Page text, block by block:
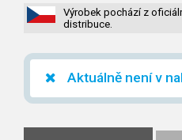
Výrobek pochází z
distribuce.
Aktuálně není v